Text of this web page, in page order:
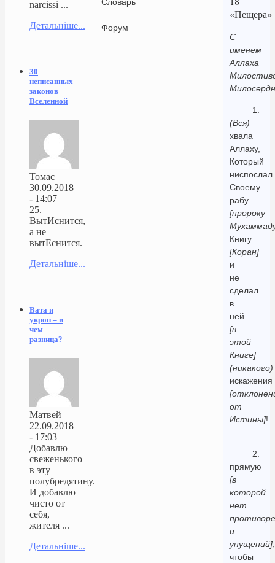
Форум
«Пещера»
С
именем
Аллаха
1.
(Вся)
хвала
Аллаху,
Который
ниспослал
Своему
рабу
[пророку
Книгу
[Коран]
и
не
сделал
в
ней
[в
этой
Книге]
(никакого)
искажения
от
Истины]!
–
2.
прямую
[в
которой
нет
и
упущений],
чтобы
narcissi ...
Детальніше...
30
неписанных
законов
Вселенной
Томас
30.09.2018
- 14:07
25.
ВытИснится,
а не
вытЕснится.
Детальніше...
Вата и
укроп – в
чем
разница?
Матвей
22.09.2018
- 17:03
Добавлю
свеженького
в эту
полубредятину.
И добавлю
чисто от
себя,
жителя ...
Детальніше...